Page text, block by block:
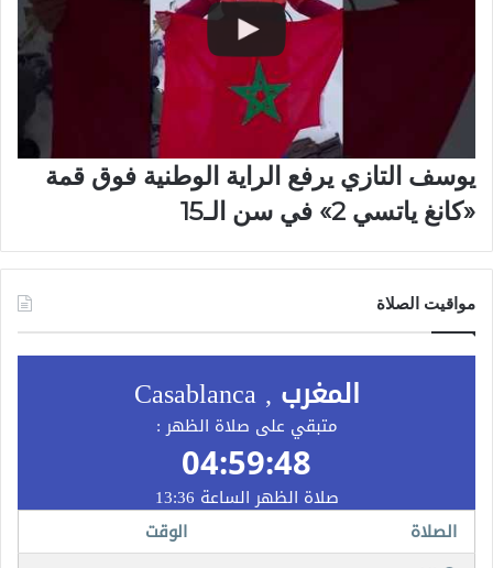
يوسف التازي يرفع الراية الوطنية فوق قمة
«كانغ ياتسي 2» في سن الـ15
مواقيت الصلاة